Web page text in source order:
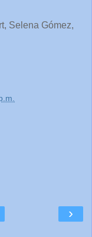
Selena Gómez,
›